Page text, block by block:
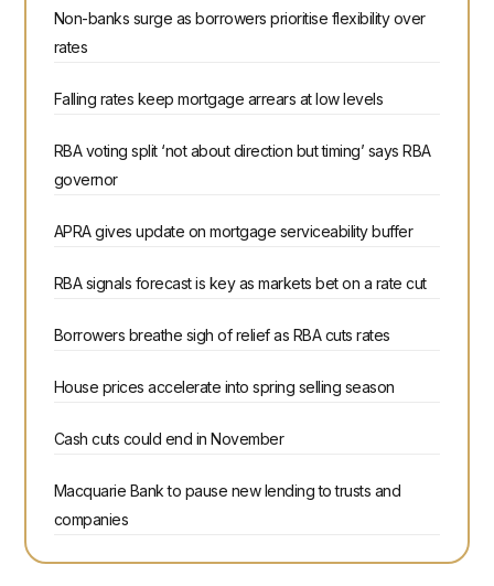
Non-banks surge as borrowers prioritise flexibility over
rates
Falling rates keep mortgage arrears at low levels
RBA voting split ‘not about direction but timing’ says RBA
governor
APRA gives update on mortgage serviceability buffer
RBA signals forecast is key as markets bet on a rate cut
Borrowers breathe sigh of relief as RBA cuts rates
House prices accelerate into spring selling season
Cash cuts could end in November
Macquarie Bank to pause new lending to trusts and
companies